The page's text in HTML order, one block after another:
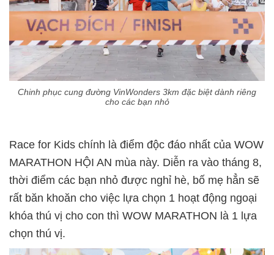
Chinh phục cung đường VinWonders 3km đặc biệt dành riêng
cho các bạn nhỏ
Race for Kids chính là điểm độc đáo nhất của WOW
MARATHON HỘI AN mùa này. Diễn ra vào tháng 8,
thời điểm các bạn nhỏ được nghỉ hè, bố mẹ hẳn sẽ
rất băn khoăn cho việc lựa chọn 1 hoạt động ngoại
khóa thú vị cho con thì WOW MARATHON là 1 lựa
chọn thú vị.